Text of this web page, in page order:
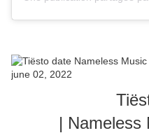
| Nameless